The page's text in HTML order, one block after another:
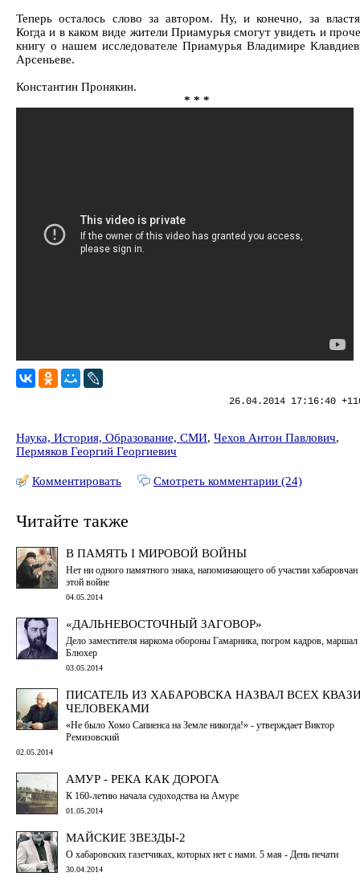
Теперь осталось слово за автором. Ну, и конечно, за
Когда и в каком виде жители Приамурья смогут увидеть и
книгу о нашем исследователе Приамурья Владимире
Арсеньеве.
Константин Пронякин.
* * *
26.04.2014 17:16:40
Наука, История, Образование, СМИ, Чехов Антон Павлович,
Пермяков Георгий Георгиевич
Комментировать Смотреть комментарии (24)
Читайте также
В ПАМЯТЬ I МИРОВОЙ ВОЙНЫ
Нет ни одного памятного знака, напоминающего об участии хабаровчан
этой войне
04.05.2014
«ДАЛЬНЕВОСТОЧНЫЙ ЗАГОВОР»
Дело заместителя наркома обороны Гамарника, погром кадров, маршал
Блюхер
03.05.2014
ПИСАТЕЛЬ ИЗ ХАБАРОВСКА НАЗВАЛ ВСЕХ
ЧЕЛОВЕКАМИ
«Не было Хомо Сапиенса на Земле никогда!» - утверждает Виктор
Ремизовский
02.05.2014
АМУР - РЕКА КАК ДОРОГА
К 160-летию начала судоходства на Амуре
01.05.2014
МАЙСКИЕ ЗВЕЗДЫ-2
О хабаровских газетчиках, которых нет с нами. 5 мая - День печати
30.04.2014